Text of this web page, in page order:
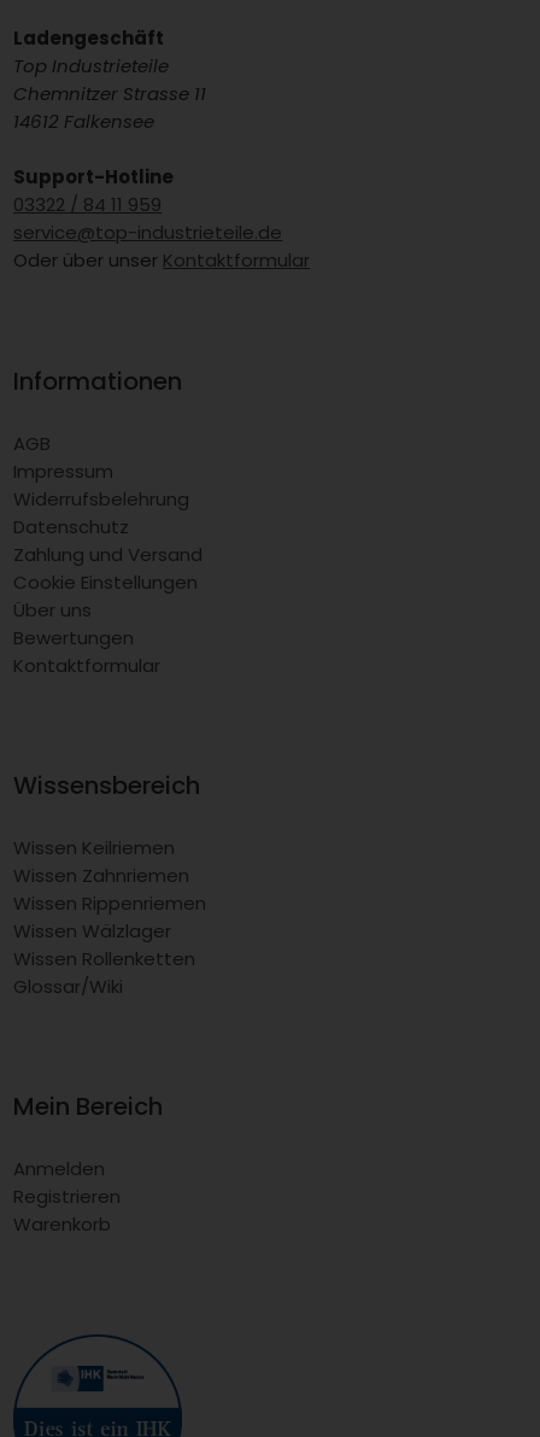
Ladengeschäft
Top Industrieteile
Chemnitzer Strasse 11
14612 Falkensee
Support-Hotline
03322 / 84 11 959
service@top-industrieteile.de
Oder über unser Kontaktformular
Informationen
AGB
Impressum
Widerrufsbelehrung
Datenschutz
Zahlung und Versand
Cookie Einstellungen
Über uns
Bewertungen
Kontaktformular
Wissensbereich
Wissen Keilriemen
Wissen Zahnriemen
Wissen Rippenriemen
Wissen Wälzlager
Wissen Rollenketten
Glossar/Wiki
Mein Bereich
Anmelden
Registrieren
Warenkorb